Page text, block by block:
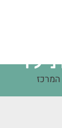
לוי
המרכז